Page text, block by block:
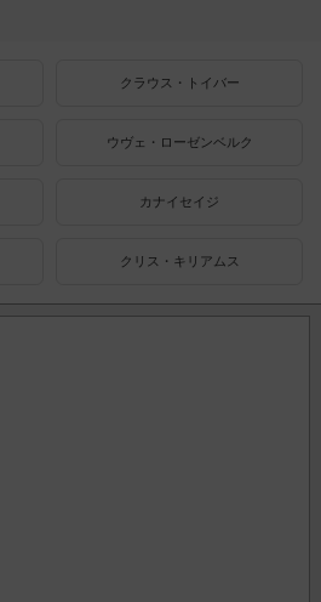
クラウス・トイバー
ウヴェ・ローゼンベルク
カナイセイジ
クリス・キリアムス